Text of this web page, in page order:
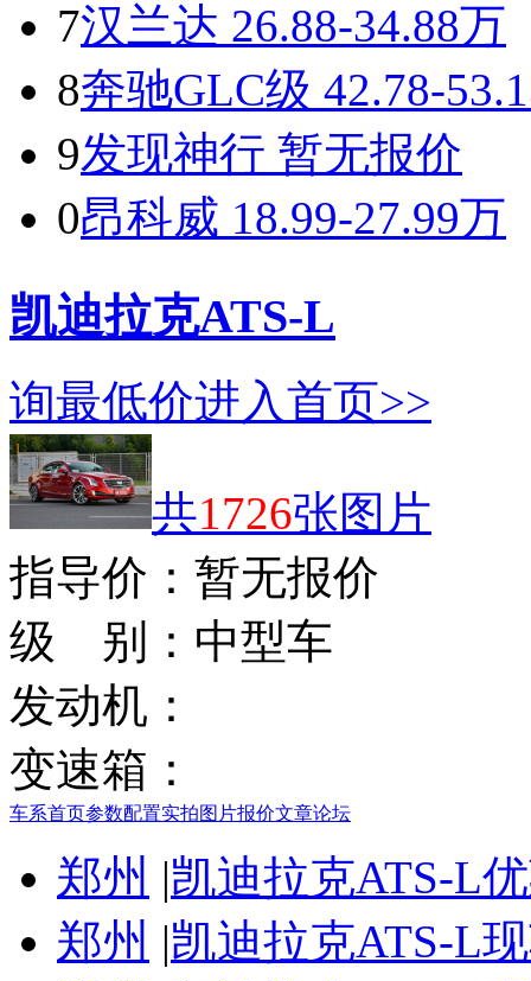
7汉兰达 26.88-34.88万
8奔驰GLC级 42.78-
9发现神行 暂无报价
0昂科威 18.99-27.99万
凯迪拉克ATS-L
询最低价进入首页>>
共1726张图片
指导价： 暂无报价
级 别： 中型车
发动机：
变速箱：
车系首页参数配置实拍图片报价文章论坛
郑州 |凯迪拉克ATS-L
郑州 |凯迪拉克ATS-L